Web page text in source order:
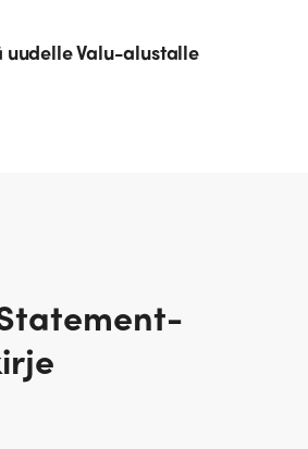
uudelle Valu-alustalle